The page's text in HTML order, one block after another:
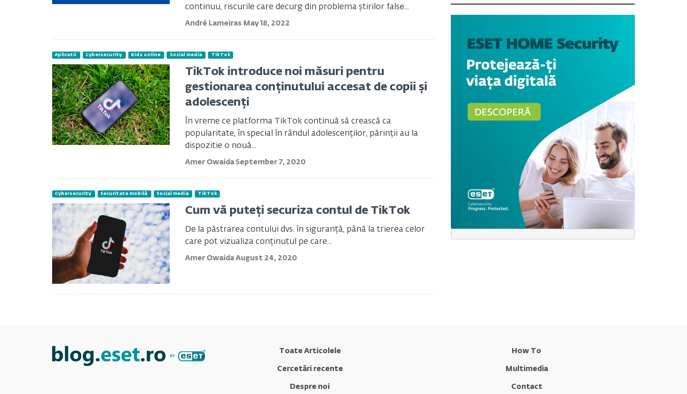
continuu, riscurile care decurg din problema știrilor false...
André Lameiras May 18, 2022
Aplicatii Cybersecurity Kids online Social media TikTok
TikTok introduce noi măsuri pentru
gestionarea conținutului accesat de copii și
adolescenți
În vreme ce platforma TikTok continuă să crească ca
popularitate, în special în rândul adolescenților, părinții au la
dispozitie o nouă...
Amer Owaida September 7, 2020
Cybersecurity Securitate mobilă Social media TikTok
Cum vă puteți securiza contul de TikTok
De la păstrarea contului dvs. în siguranță, până la trierea celor
care pot vizualiza conținutul pe care...
Amer Owaida August 24, 2020
Toate Articolele
Cercetări recente
Despre noi
How To
Multimedia
Contact